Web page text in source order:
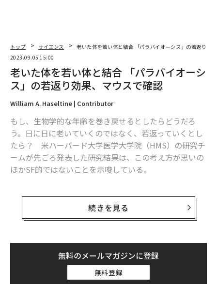
翻訳＝酒匂寛
2026年9月号発売中
メンバーシップに登録する
トップ サイエンス
老いた体を若い体と結合 「パラバイオーシス」の若返り効
2023.09.05 15:00
老いた体を若い体と結合 「パラバイオーシ
ス」の若返り効果、マウスで確認
William A. Haseltine | Contributor
もし、生物学的な年齢を巻き戻せるとしたらどうだろ
う。日に日に老いていくのではなく、若返っていくとし
たら？ 米ハーバード大学医学大学院（HMS）の研究チ
ームが先ごろ発表した研究結果は、この考え方が思いの
ほかSF的ではないことを示唆している。
英科学誌ネイチャー・エイジングに掲載されたボーハ
ン・チャン博士らの研究では、若いマウスと長期間にわ
たり結合された老齢マウスが「若返り」を始め、同世代
まだ初期段階の研究とはいえ、加齢と長寿の未来に関す
る刺激的な示唆に富む結果だ。
続きを見る
無料のメールマガジンに登録
無料登録